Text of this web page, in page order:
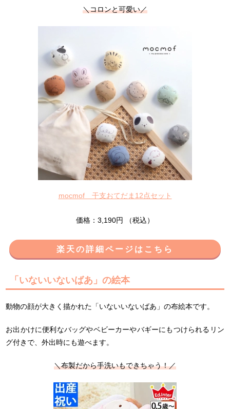
＼コロンと可愛い／
mocmof 干支おてだま12点セット
価格：3,190円 （税込）
楽天の詳細ページはこちら
「いないいないばあ」の絵本
動物の顔が大きく描かれた「いないいないばあ」の布絵本です。
お出かけに便利なバッグやベビーカーやバギーにもつけられるリン
グ付きで、外出時にも遊べます。
＼布製だから手洗いもできちゃう！／